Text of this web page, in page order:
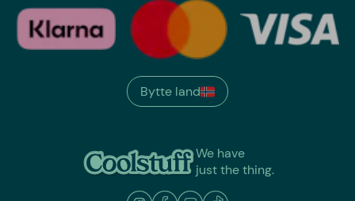
We have
just the thing.
Bytte land